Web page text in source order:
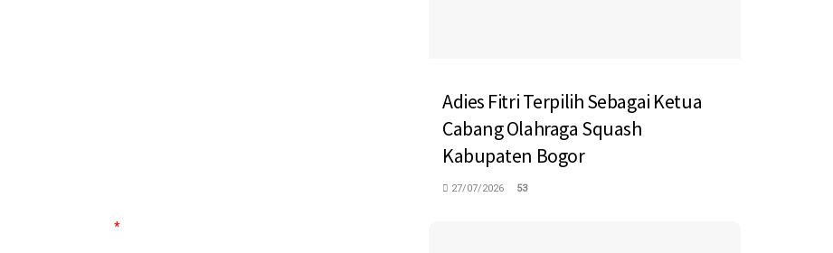
*
Adies Fitri Terpilih Sebagai Ketua
Cabang Olahraga Squash
Kabupaten Bogor
27/07/2026 53